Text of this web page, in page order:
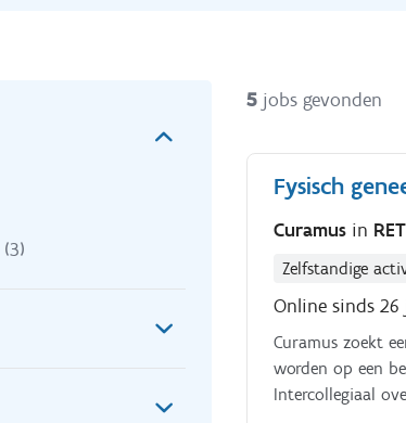
(3)
5 jobs gevonden
Fysisch
Curamus in
Zelfstandige
Online sinds 26
Curamus zoekt
worden op een
Intercollegiaal